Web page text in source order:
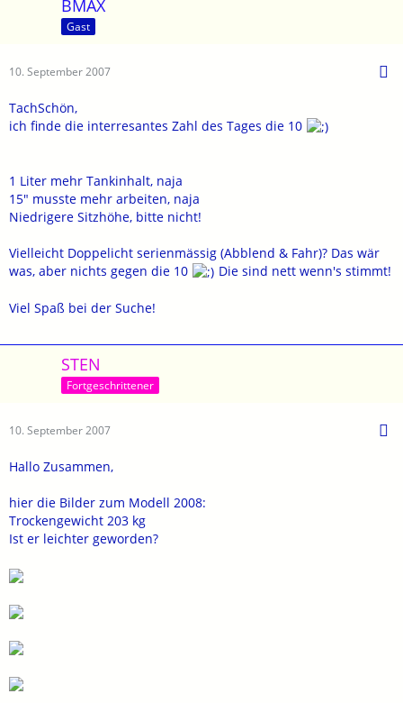
BMAX
Gast
10. September 2007
TachSchön,
ich finde die interresantes Zahl des Tages die 10
1 Liter mehr Tankinhalt, naja
15" musste mehr arbeiten, naja
Niedrigere Sitzhöhe, bitte nicht!
Vielleicht Doppelicht serienmässig (Abblend & Fahr)? Das wär
was, aber nichts gegen die 10
Die sind nett wenn's stimmt!
Viel Spaß bei der Suche!
STEN
Fortgeschrittener
10. September 2007
Hallo Zusammen,
hier die Bilder zum Modell 2008:
Trockengewicht 203 kg
Ist er leichter geworden?